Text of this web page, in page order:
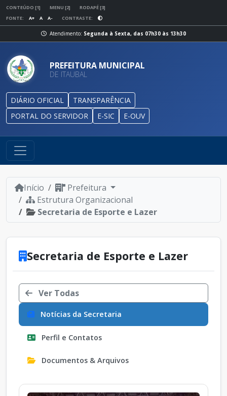
CONTEÚDO [1] MENU [2]
RODAPÉ [3]
FONTE:
A+ A A- CONTRASTE:
Atendimento: Segunda à Sexta, das 07h30 às 13h30
PREFEITURA MUNICIPAL
DE ITAUBAL
DIÁRIO OFICIAL
TRANSPARÊNCIA
PORTAL DO SERVIDOR
E-SIC E-OUV
Início
Prefeitura
Estrutura Organizacional
Secretaria de Esporte e Lazer
Secretaria de Esporte e Lazer
Ver Todas
Notícias da Secretaria
Perfil e Contatos
Documentos & Arquivos